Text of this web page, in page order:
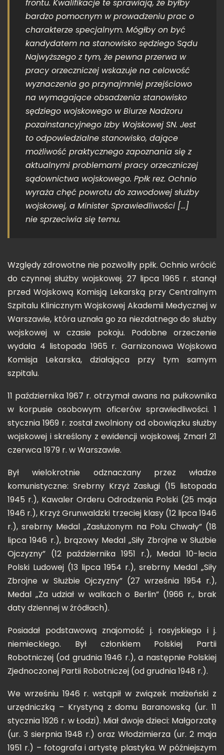
frontu. Kwalifikacje te sprawiają, że byłby
bardzo pomocnym w prowadzeniu prac o
charakterze specjalnym. Mógłby on być
kandydatem na stanowisko sędziego Sądu
Najwyższego z tym, że pewna przerwa w
pracy orzeczniczej wskazuje na celowość
wyznaczenia go przynajmniej przejściowo
na wymagające obsadzenia stanowisko
sędziego wojskowego w Biurze Nadzoru
pozainstancyjnego Izby Wojskowej SN. Jest
to odpowiedzialne stanowisko, dające
możliwość praktycznego zapoznania się z
aktualnymi problemami pracy orzeczniczej
sądownictwa wojskowego. Ppłk rez. Ochnio
wyraża chęć powrotu do zawodowej służby
wojskowej, a Minister Sprawiedliwości […]
nie sprzeciwia się temu.
Względy zdrowotne nie pozwoliły ppłk. Ochnio wrócić
do czynnej służby wojskowej. 27 lipca 1965 r. stanął
przed Wojskową Komisją Lekarską przy Centralnym
Szpitalu Klinicznym Wojskowej Akademii Medycznej w
Warszawie, która uznała go za niezdatnego do służby
wojskowej w czasie pokoju. Podobne orzeczenie
wydała 4 listopada 1965 r. Garnizonowa Wojskowa
Komisja Lekarska, działająca przy tym samym
szpitalu.
11 października 1967 r. otrzymał awans na pułkownika
w korpusie osobowym oficerów sprawiedliwości. 1
stycznia 1969 r. został zwolniony od obowiązku służby
wojskowej i skreślony z ewidencji wojskowej. Zmarł 21
czerwca 1979 r. w Warszawie.
Był wielokrotnie odznaczany przez władze
komunistyczne: Srebrny Krzyż Zasługi (15 listopada
1945 r.), Kawaler Orderu Odrodzenia Polski (25 maja
1946 r.), Krzyż Grunwaldzki trzeciej klasy (12 lipca 1946
r.), srebrny Medal „Zasłużonym na Polu Chwały” (18
lipca 1946 r.), brązowy Medal „Siły Zbrojne w Służbie
Ojczyzny” (12 października 1951 r.), Medal 10-lecia
Polski Ludowej (13 lipca 1954 r.), srebrny Medal „Siły
Zbrojne w Służbie Ojczyzny” (27 września 1954 r.),
Medal „Za udział w walkach o Berlin” (1966 r., brak
daty dziennej w źródłach).
Posiadał podstawową znajomość j. rosyjskiego i j.
niemieckiego. Był członkiem Polskiej Partii
Robotniczej (od grudnia 1946 r.), a następnie Polskiej
Zjednoczonej Partii Robotniczej (od grudnia 1948 r.).
We wrześniu 1946 r. wstąpił w związek małżeński z
urzędniczką – Krystyną z domu Baranowską (ur. 11
stycznia 1926 r. w Łodzi). Miał dwoje dzieci: Małgorzatę
(ur. 3 sierpnia 1948 r.) oraz Włodzimierza (ur. 2 maja
1951 r.) – fotografa i artystę plastyka. W późniejszym